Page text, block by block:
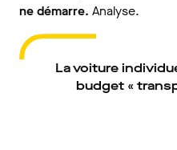
nedémarre. Analyse.
La voiture
budget «